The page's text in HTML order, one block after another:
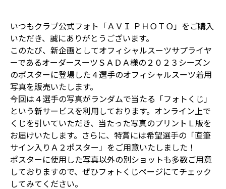
いつもクラブ公式フォト「ＡＶＩ ＰＨＯＴＯ」をご購入
いただき、誠にありがとうございます。
このたび、新企画としてオフィシャルスーツサプライヤ
ーであるオーダースーツＳＡＤＡ様の２０２３シーズン
のポスターに登場した４選手のオフィシャルスーツ着用
写真を販売いたします。
今回は４選手の写真がランダムで当たる「フォトくじ」
という新サービスを利用しております。オンライン上で
くじを引いていただき、当たった写真のプリントＬ版を
お届けいたします。さらに、特賞には希望選手の「直筆
サイン入りＡ２ポスター」をご用意いたしました！
ポスターに使用した写真以外の別ショットも多数ご用意
しておりますので、ぜひフォトくじページにてチェック
してみてください。